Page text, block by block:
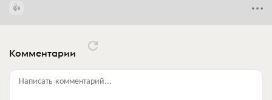
Комментарии
Написать комментарий...